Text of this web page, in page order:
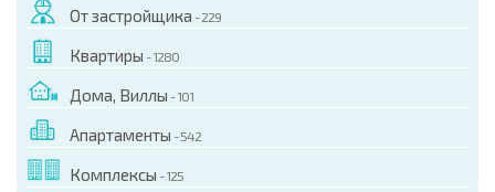
От застройщика - 229
Квартиры - 1280
Дома, Виллы - 101
Апартаменты - 542
Комплексы - 125